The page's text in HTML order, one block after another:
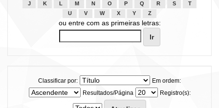
J
K L M N O P Q R S
T
U
V W X Y Z
ou entre com as primeiras letras:
Classificar por:
Em ordem:
Resultados/Página
Registro(s):